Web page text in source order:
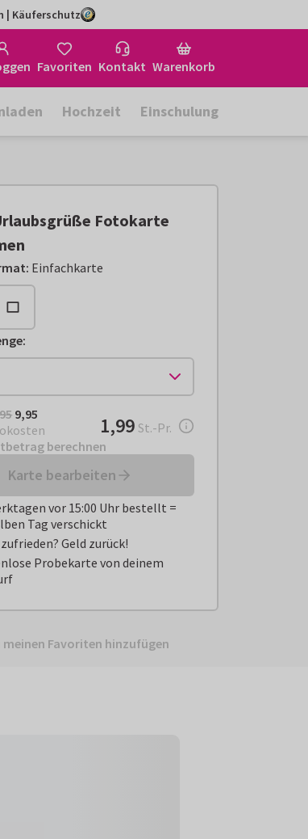
| Käuferschutz
Favoriten Kontakt Warenkorb
Hochzeit Einschulung
Fotokarte
: Einfachkarte
:
9,95
€ 1,99pro Stück
1,99 St.-Pr.
berechnen
Karte bearbeiten
vor 15:00 Uhr bestellt =
Tag verschickt
Geld zurück!
Probekarte von deinem
meinen Favoriten hinzufügen